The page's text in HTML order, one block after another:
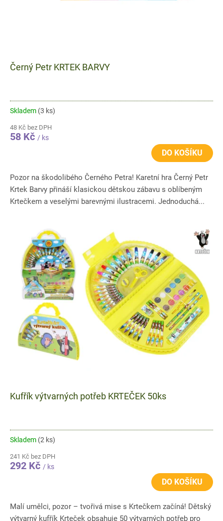
Černý Petr KRTEK BARVY
Skladem (3 ks)
48 Kč bez DPH
58 Kč / ks
DO KOŠÍKU
Pozor na škodolibého Černého Petra! Karetní hra Černý Petr
Krtek Barvy přináší klasickou dětskou zábavu s oblíbeným
Krtečkem a veselými barevnými ilustracemi. Jednoduchá...
Kufřík výtvarných potřeb KRTEČEK 50ks
Skladem (2 ks)
241 Kč bez DPH
292 Kč / ks
DO KOŠÍKU
Malí umělci, pozor – tvořivá mise s Krtečkem začíná! Dětský
výtvarný kufřík Krteček obsahuje 50 výtvarných potřeb pro